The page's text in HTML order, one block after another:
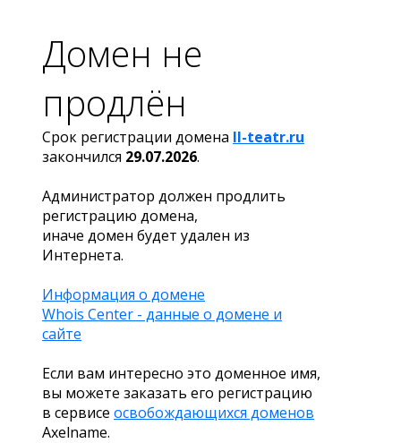
Домен не
продлён
Срок регистрации домена ll-teatr.ru
закончился 29.07.2026.
Администратор должен продлить
регистрацию домена,
иначе домен будет удален из
Интернета.
Информация о домене
Whois Center - данные о домене и
сайте
Если вам интересно это доменное имя,
вы можете заказать его регистрацию
в сервисе освобождающихся доменов
Axelname.